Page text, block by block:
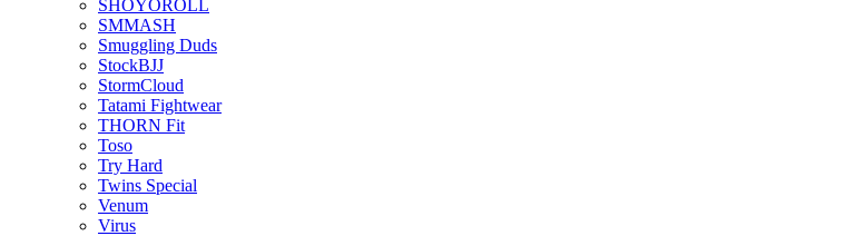
SHOYOROLL
SMMASH
Smuggling Duds
StockBJJ
StormCloud
Tatami Fightwear
THORN Fit
Toso
Try Hard
Twins Special
Venum
Virus